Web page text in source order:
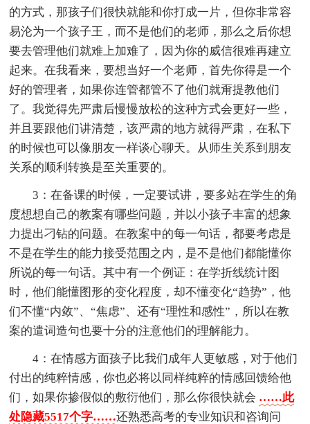
的方式，那孩子们很快就能和你打成一片，但你非常容
易沦为一个孩子王，而不是他们的老师，那么之后你想
要去管理他们就难上加难了，因为你的威信很难再建立
起来。在我看来，要想当好一个老师，首先你得是一个
好的管理者，如果你连管都管不了他们就甭提教他们
了。我觉得先严肃后慢慢放松的这种方式会更好一些，
并且要跟他们讲清楚，该严肃的地方就得严肃，在私下
的时候也可以像朋友一样谈心聊天。从师生关系到朋友
关系的顺利转换是至关重要的。
3：在备课的时候，一定要试讲，要多站在学生的角
度想想自己的教案有哪些问题，并以小孩子丰富的想象
力提出刁钻的问题。在教案中的每一句话，都要考虑是
不是在学生的能力接受范围之内，是不是他们都能懂你
所说的每一句话。其中有一个例证：在学折线统计图
时，他们能懂图形的变化程度，却不懂变化“趋势”，他
们不懂“内敛”、“焦虑”、还有“理性和感性”，所以在教
案的遣词造句也要十分的注意他们的理解能力。
4：在情感方面孩子比我们成年人更敏感，对于他们
付出的纯粹情感，你也必将以同样纯粹的情感回馈给他
们，如果你掺假似的敷衍他们，那么你很快就会 ……此
处隐藏5517个字……还熟悉高考的专业知识和咨询问